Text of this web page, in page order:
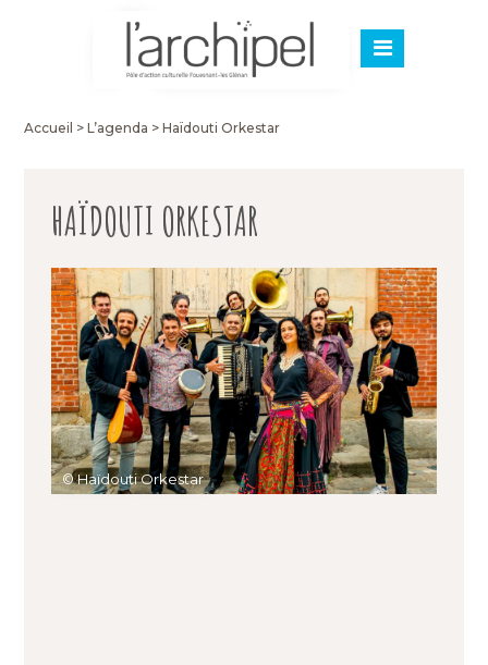
Accueil >L’agenda >Haïdouti Orkestar
HAÏDOUTI ORKESTAR
© Haïdouti Orkestar